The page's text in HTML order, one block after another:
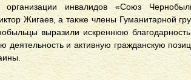
организации инвалидов «Союз
Жигаев, а также члены Гуманитарной
выразили искреннюю
деятельность и активную гражданскую